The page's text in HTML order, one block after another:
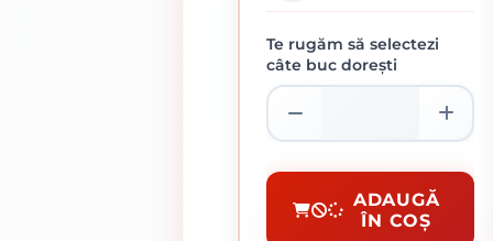
SURUB PENTRU PAL SI
Suruburi Pentru Pal Si Lemn
Te rugăm să selectezi
câte buc dorești
ADAUGĂ
ÎN COȘ